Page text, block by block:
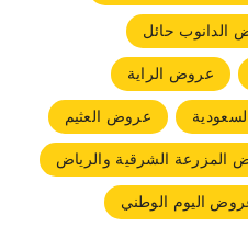
الدانوب حائل
عروض الراية
عروض العثيم
المزرعة الشرقية والرياض
اليوم الوطني